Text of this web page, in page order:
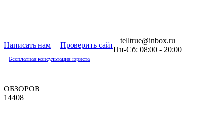
Написать нам Проверить сайт
telltrue@inbox.ru
Пн-Сб: 08:00 - 20:00
Бесплатная консультация юриста
ОБЗОРОВ
14408